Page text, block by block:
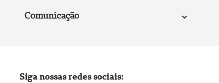
Comunicação
Siga nossas redes sociais: